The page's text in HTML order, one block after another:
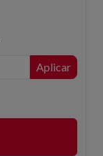
Aplicar